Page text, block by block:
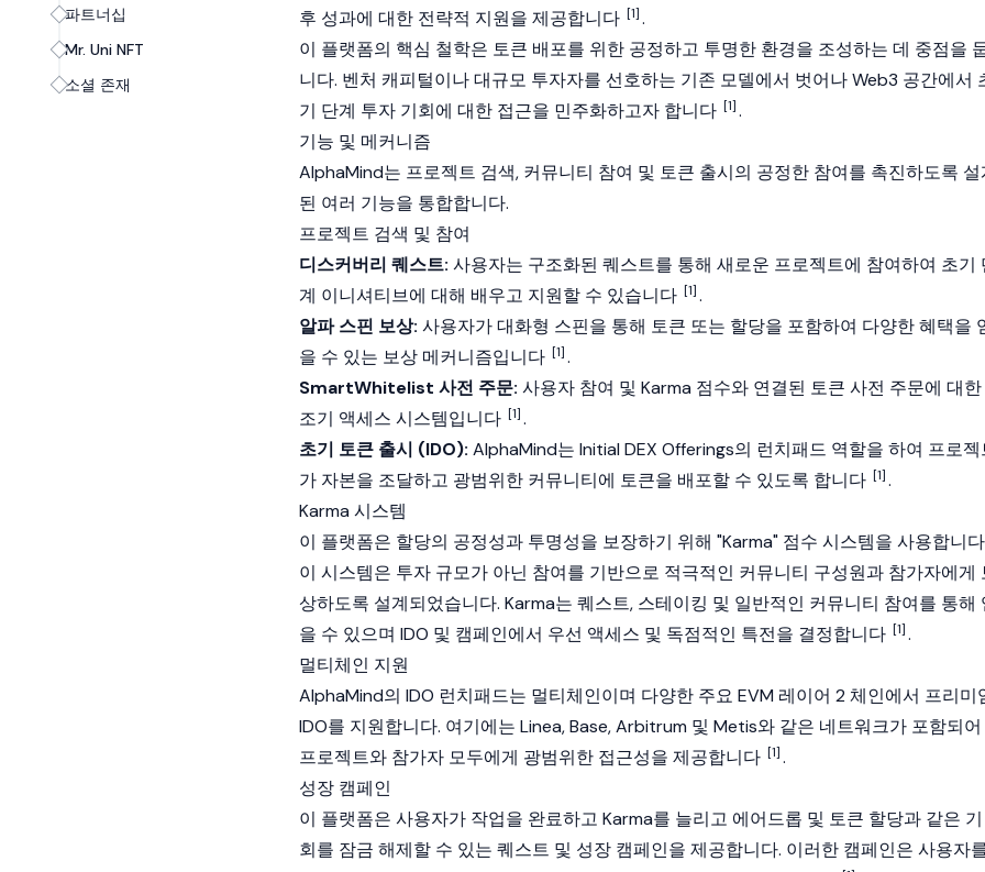
파트너십
Mr. Uni NFT
소셜 존재
후 성과에 대한 전략적 지원을 제공합니다 [1].
이 플랫폼의 핵심 철학은 토큰 배포를 위한 공정하고 투명한 환경을 조성하는 데 중점을
니다. 벤처 캐피털이나 대규모 투자자를 선호하는 기존 모델에서 벗어나Web3 공간에서
기 단계 투자 기회에 대한 접근을 민주화하고자 합니다 [1].
기능 및 메커니즘
AlphaMind는 프로젝트 검색, 커뮤니티 참여 및 토큰 출시의 공정한 참여를 촉진하도록 설
된 여러 기능을 통합합니다.
프로젝트 검색 및 참여
디스커버리 퀘스트: 사용자는 구조화된 퀘스트를 통해 새로운 프로젝트에 참여하여 초기
계 이니셔티브에 대해 배우고 지원할 수 있습니다 [1].
알파 스핀 보상: 사용자가 대화형 스핀을 통해 토큰 또는 할당을 포함하여 다양한 혜택을
을 수 있는 보상 메커니즘입니다 [1].
SmartWhitelist 사전 주문: 사용자 참여 및 Karma 점수와 연결된 토큰 사전 주문에 대한
조기 액세스 시스템입니다 [1].
초기 토큰 출시 (IDO): AlphaMind는 Initial DEX Offerings의 런치패드 역할을 하여 프로젝
가 자본을 조달하고 광범위한 커뮤니티에 토큰을 배포할 수 있도록 합니다 [1].
Karma 시스템
이 플랫폼은 할당의 공정성과 투명성을 보장하기 위해 "Karma" 점수 시스템을 사용합니
이 시스템은 투자 규모가 아닌 참여를 기반으로 적극적인 커뮤니티 구성원과 참가자에게
상하도록 설계되었습니다. Karma는 퀘스트, 스테이킹 및 일반적인 커뮤니티 참여를 통해
을 수 있으며 IDO 및 캠페인에서 우선 액세스 및 독점적인 특전을 결정합니다 [1].
멀티체인 지원
AlphaMind의 IDO 런치패드는 멀티체인이며 다양한 주요 EVM 레이어 2 체인에서 프리미
IDO를 지원합니다. 여기에는 Linea,Base,Arbitrum 및 Metis와 같은 네트워크가 포함되어
프로젝트와 참가자 모두에게 광범위한 접근성을 제공합니다 [1].
성장 캠페인
이 플랫폼은 사용자가 작업을 완료하고 Karma를 늘리고 에어드롭 및 토큰 할당과 같은 기
회를 잠금 해제할 수 있는 퀘스트 및 성장 캠페인을 제공합니다. 이러한 캠페인은 사용자